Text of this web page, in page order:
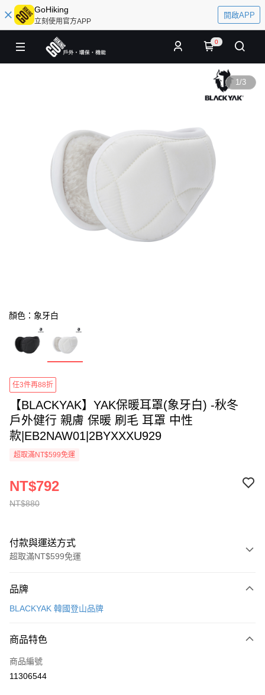
GoHiking
立刻使用官方APP
開啟APP
0
1/3
顏色：象牙白
任3件再88折
【BLACKYAK】YAK保暖耳罩(象牙白) -秋冬
戶外健行 親膚 保暖 刷毛 耳罩 中性
款|EB2NAW01|2BYXXXU929
超取滿NT$599免運
NT$880
NT$792
付款與運送方式
超取滿NT$599免運
信用卡一次付款
LINE Pay
Apple Pay
品牌
BLACKYAK 韓國登山品牌
商品特色
商品編號
11306544